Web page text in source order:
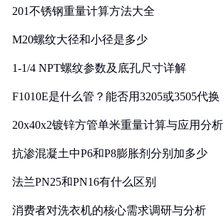
201不锈钢重量计算方法大全
M20螺纹大径和小径是多少
1-1/4 NPT螺纹参数及底孔尺寸详解
F1010E是什么管？能否用3205或3505代换
20x40x2镀锌方管单米重量计算与应用分析
抗渗混凝土中P6和P8膨胀剂分别加多少
法兰PN25和PN16有什么区别
消费者对洗衣机的核心需求调研与分析